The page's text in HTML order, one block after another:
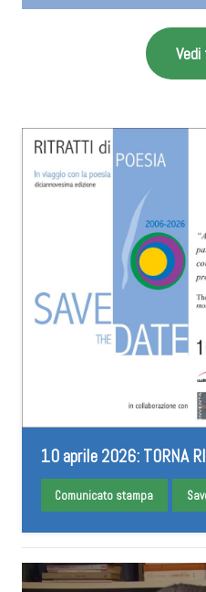
10 aprile 2026: TORNA
Comunicato stampa